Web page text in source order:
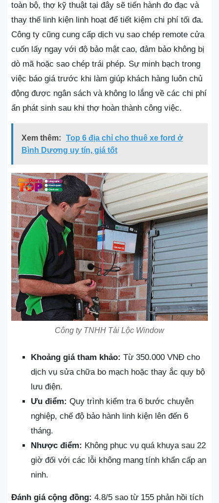
toàn bộ, thợ kỹ thuật tại đây sẽ tiến hành đo đạc và
thay thế linh kiện linh hoạt để tiết kiệm chi phí tối đa.
Công ty cũng cung cấp dịch vụ sao chép remote cửa
cuốn lấy ngay với độ bảo mật cao, đảm bảo không bị
dò mã hoặc sao chép trái phép. Sự minh bạch trong
việc báo giá trước khi làm giúp khách hàng luôn chủ
động được ngân sách và không lo lắng về các chi phí
ẩn phát sinh sau khi thợ hoàn thành công việc.
Xem thêm:
Top 6 địa chỉ cho thuê xe ford ở
Bình Dương uy tín, giá tốt
Công ty TNHH Tài Lộc Window
Khoảng giá tham khảo: Từ 350.000 VNĐ cho
dịch vụ sửa chữa bo mạch hoặc thay ắc quy bộ
lưu điện.
Ưu điểm: Quy trình kiểm tra 6 bước chuyên
nghiệp, chế độ bảo hành linh kiện lên đến 6
tháng.
Nhược điểm: Không phục vụ quá khuya sau 22
giờ đối với các lỗi không mang tính khẩn cấp an
ninh.
Đánh giá cộng đồng: 4.8/5 sao từ 155 phản hồi tích